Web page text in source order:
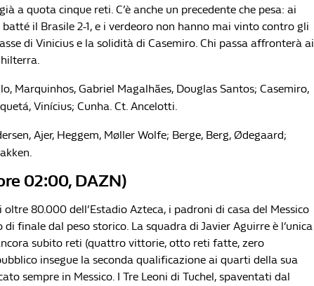
a quota cinque reti. C’è anche un precedente che pesa: ai
il Brasile 2-1, e i verdeoro non hanno mai vinto contro gli
di Vinicius e la solidità di Casemiro. Chi passa affronterà ai
Marquinhos, Gabriel Magalhães, Douglas Santos; Casemiro,
Vinícius; Cunha. Ct. Ancelotti.
Ajer, Heggem, Møller Wolfe; Berge, Berg, Ødegaard;
02:00, DAZN)
80.000 dell’Estadio Azteca, i padroni di casa del Messico
finale dal peso storico. La squadra di Javier Aguirre è l’unica
subito reti (quattro vittorie, otto reti fatte, zero
insegue la seconda qualificazione ai quarti della sua
sempre in Messico. I Tre Leoni di Tuchel, spaventati dal